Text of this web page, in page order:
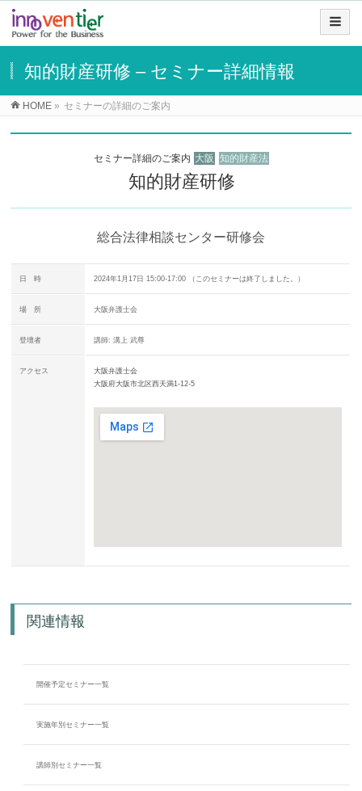
知的財産研修 – セミナー詳細情報
HOME » セミナーの詳細のご案内
セミナー詳細のご案内 大阪 知的財産法
知的財産研修
総合法律相談センター研修会
日 時 2024年1月17日 15:00-17:00 （このセミナーは終了しました。）
場 所 大阪弁護士会
登壇者 講師: 溝上 武尊
アクセス
大阪弁護士会
大阪府大阪市北区西天満1-12-5
関連情報
開催予定セミナー一覧
実施年別セミナー一覧
講師別セミナー一覧